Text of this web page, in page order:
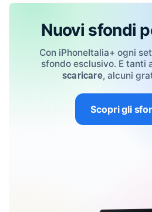
Nuovi sfondi
Con iPhoneItalia+ ogni
sfondo esclusivo. E tanti
scaricare, alcuni
Scopri gli